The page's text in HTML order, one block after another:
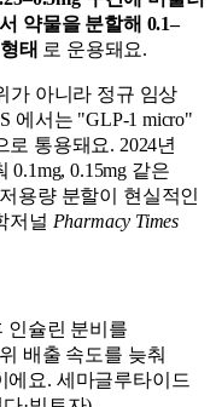
약물을 분할해 0.1–
태 로 운용돼요.
가 아니라 정규 임상
에서는 "GLP-1 micro"
로 통용돼요. 2024년
0.15mg 같은
용량 분할이 현실적인
저널 Pharmacy Times
인슐린 분비를
배출 속도를 늦춰
에요. 세마글루타이드